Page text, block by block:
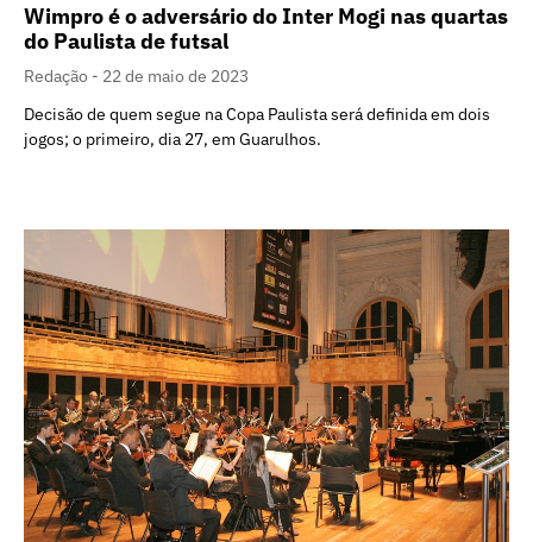
Wimpro é o adversário do Inter Mogi nas quartas
do Paulista de futsal
Redação
22 de maio de 2023
Decisão de quem segue na Copa Paulista será definida em dois
jogos; o primeiro, dia 27, em Guarulhos.